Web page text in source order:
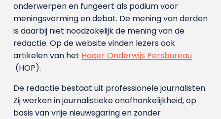
onderwerpen en fungeert als podium voor
meningsvorming en debat. De mening van derden
is daarbij niet noodzakelijk de mening van de
redactie. Op de website vinden lezers ook
artikelen van het Hoger Onderwijs Persbureau
(HOP).
De redactie bestaat uit professionele journalisten.
Zij werken in journalistieke onafhankelijkheid, op
basis van vrije nieuwsgaring en zonder